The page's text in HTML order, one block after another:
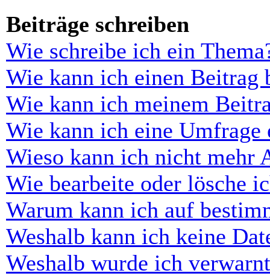
Beiträge schreiben
Wie schreibe ich ein
Wie kann ich einen Beitrag
Wie kann ich meinem
Wie kann ich eine Umfrage
Wieso kann ich nicht mehr
Wie bearbeite oder lösche
Warum kann ich auf
Weshalb kann ich keine
Weshalb wurde ich